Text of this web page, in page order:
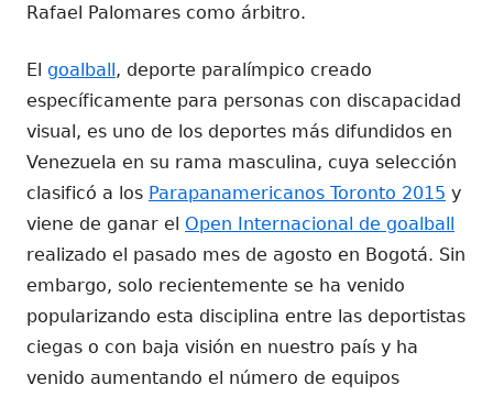
Rafael Palomares como árbitro.
El goalball, deporte paralímpico creado
específicamente para personas con discapacidad
visual, es uno de los deportes más difundidos en
Venezuela en su rama masculina, cuya selección
clasificó a los Parapanamericanos Toronto 2015 y
viene de ganar el Open Internacional de goalball
realizado el pasado mes de agosto en Bogotá. Sin
embargo, solo recientemente se ha venido
popularizando esta disciplina entre las deportistas
ciegas o con baja visión en nuestro país y ha
venido aumentando el número de equipos